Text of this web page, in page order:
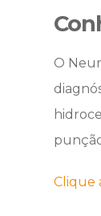
O
Clique